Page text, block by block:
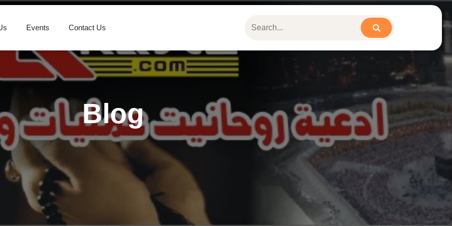
Events Contact Us
Blog